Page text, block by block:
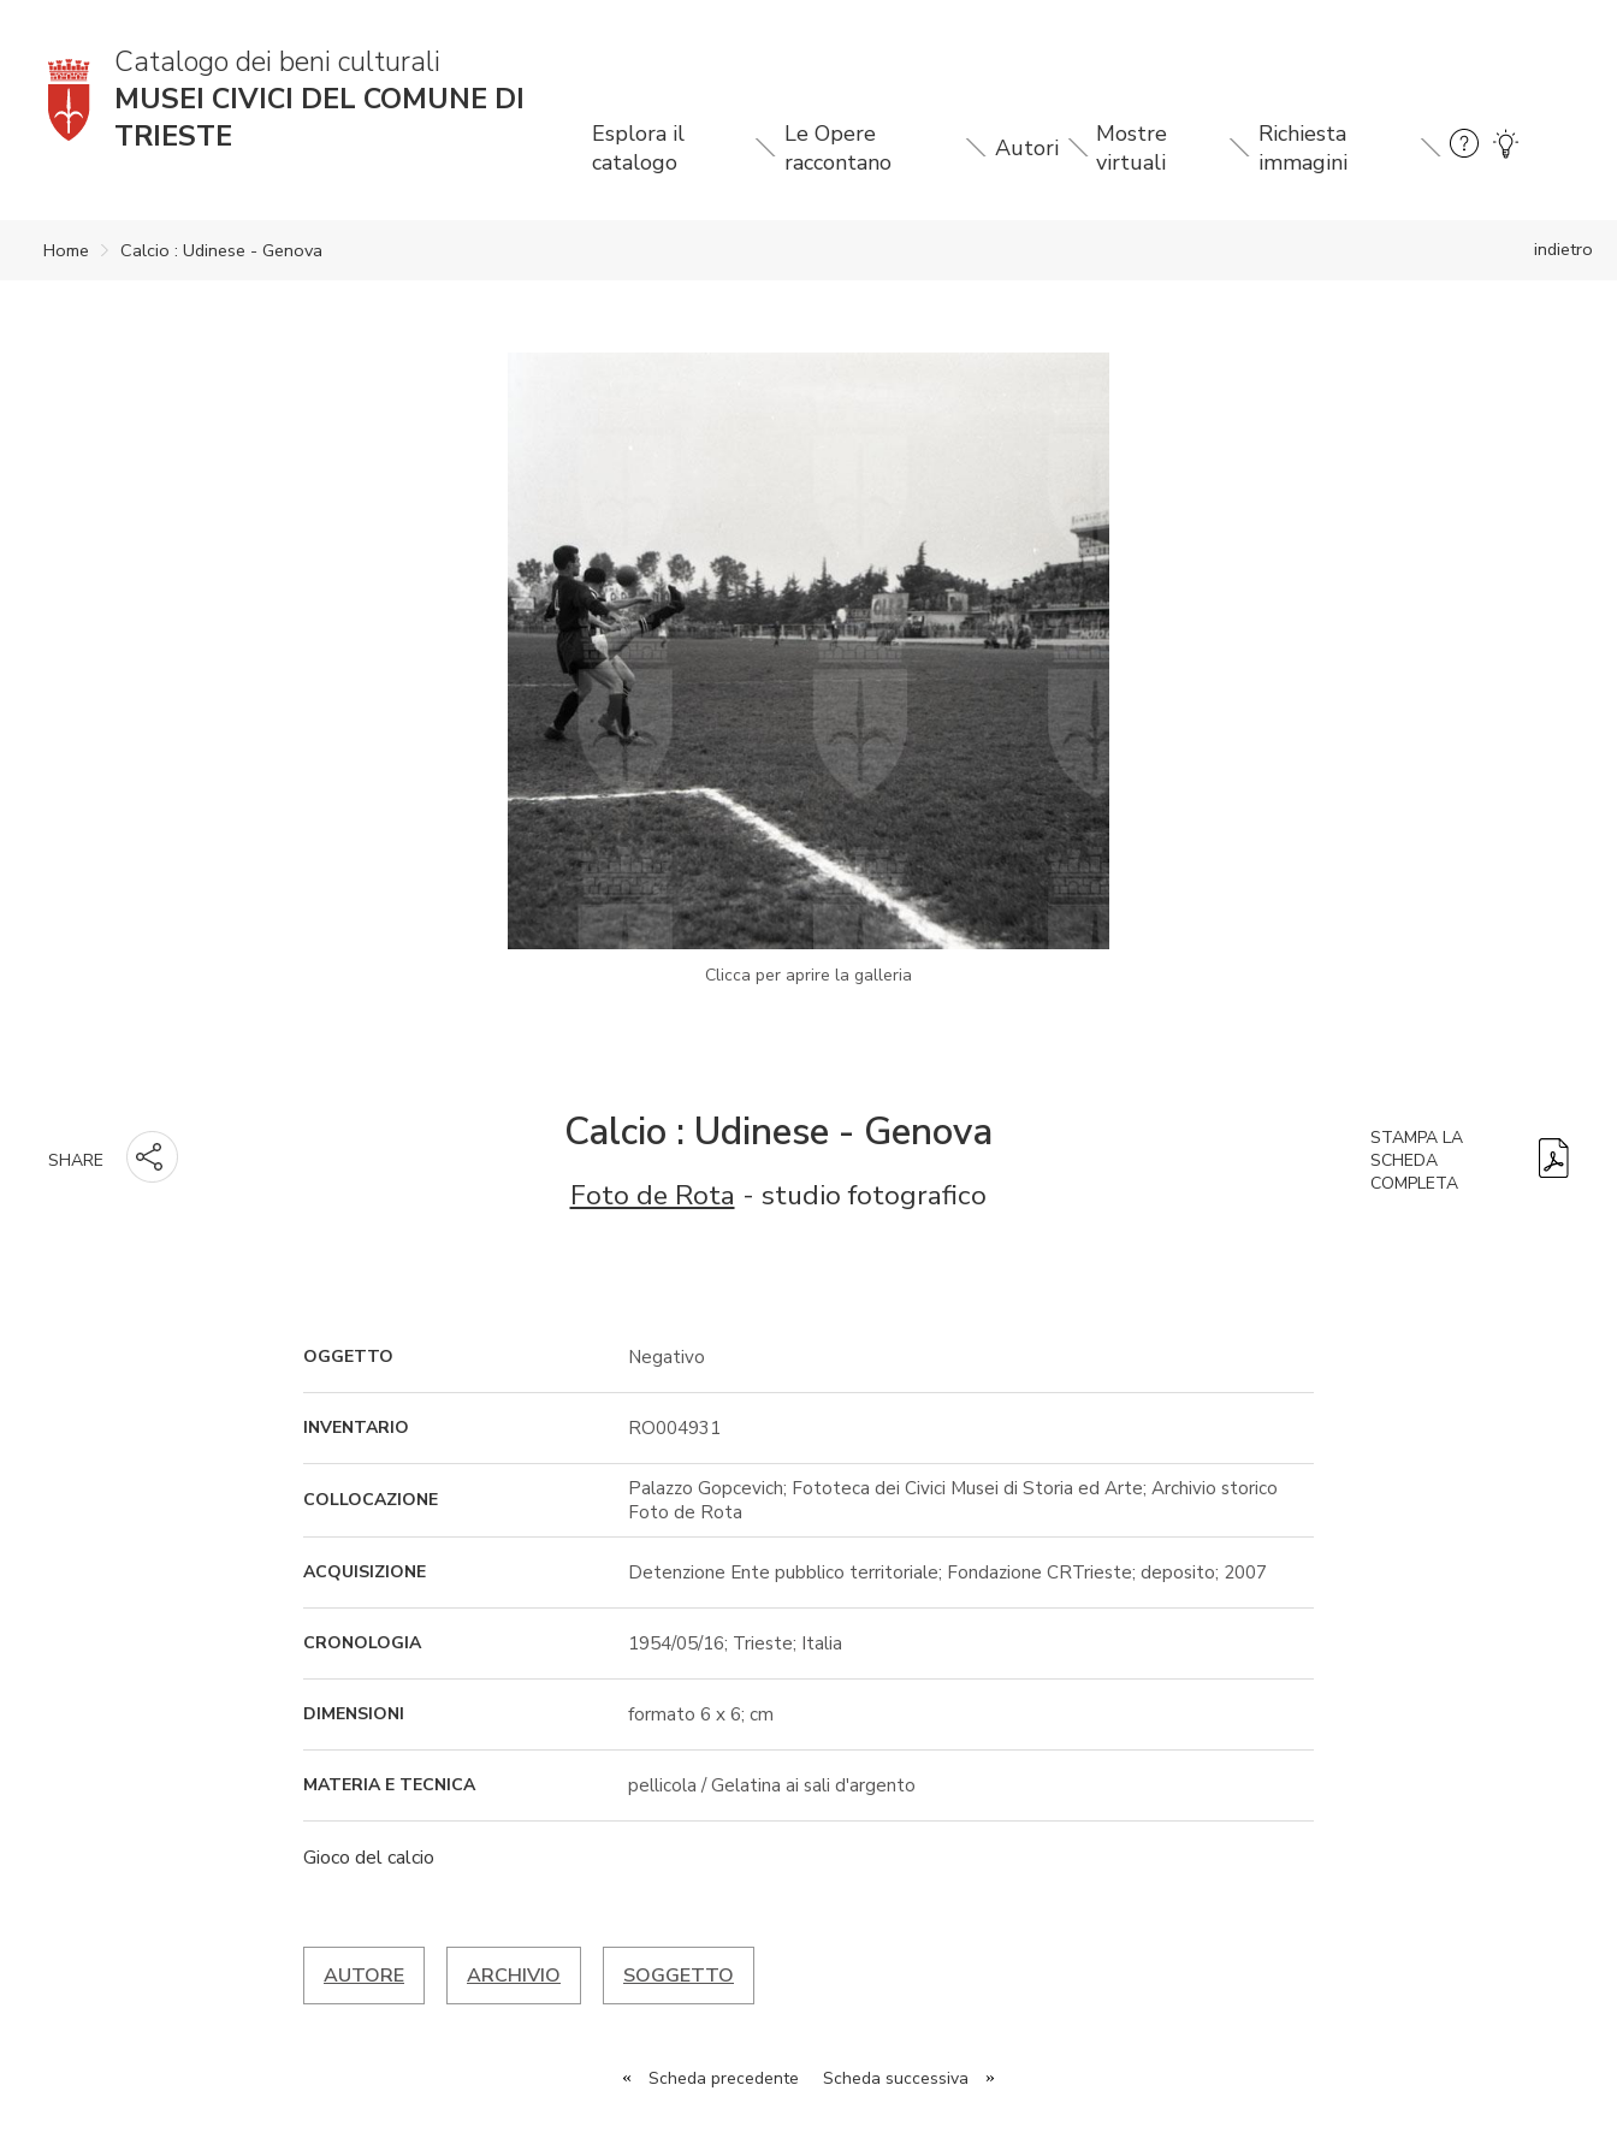
Catalogo dei beni culturali
MUSEI CIVICI DEL COMUNE DI
TRIESTE
Esplora il
catalogo
Le Opere
raccontano
Autori
Mostre
virtuali
Richiesta
immagini
indietro
Home Calcio : Udinese - Genova
Clicca per aprire la galleria
SHARE
Calcio : Udinese - Genova
Foto de Rota - studio fotografico
STAMPA LA
SCHEDA
COMPLETA
OGGETTO Negativo
INVENTARIO RO004931
COLLOCAZIONE
Palazzo Gopcevich; Fototeca dei Civici Musei di Storia ed Arte; Archivio storico
Foto de Rota
ACQUISIZIONE Detenzione Ente pubblico territoriale; Fondazione CRTrieste; deposito; 2007
CRONOLOGIA 1954/05/16; Trieste; Italia
DIMENSIONI formato 6 x 6; cm
MATERIA E TECNICA pellicola / Gelatina ai sali d'argento
Gioco del calcio
AUTORE ARCHIVIO SOGGETTO
« Scheda precedente Scheda successiva »